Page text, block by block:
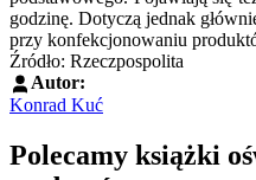
godzinę. Dotyczą jednak
przy konfekcjonowaniu
Źródło: Rzeczpospolita
Autor:
Konrad Kuć
Polecamy książki